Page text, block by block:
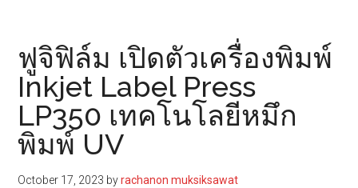
ฟูจิฟิล์ม เปิดตัวเครื่องพิมพ์
Inkjet Label Press
LP350 เทคโนโลยีหมึก
พิมพ์ UV
October 17, 2023 byrachanon muksiksawat